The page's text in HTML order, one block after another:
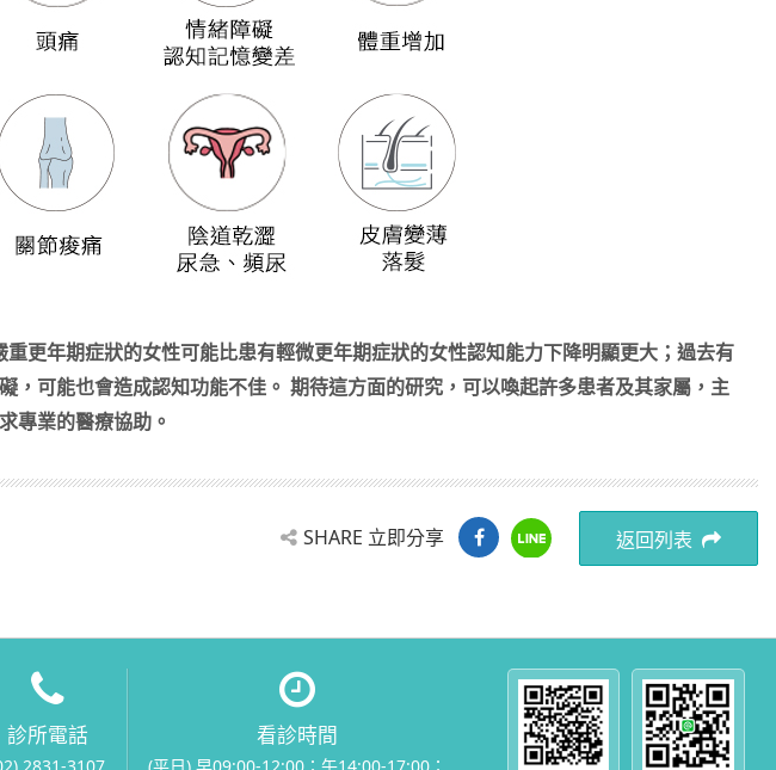
重更年期症狀的女性可能比患有輕微更年期症狀的女性認知能力下降明顯更大；過去有
，可能也會造成認知功能不佳。 期待這方面的研究，可以喚起許多患者及其家屬，主
專業的醫療協助。
返回列表
SHARE 立即分享
診所電話 看診時間